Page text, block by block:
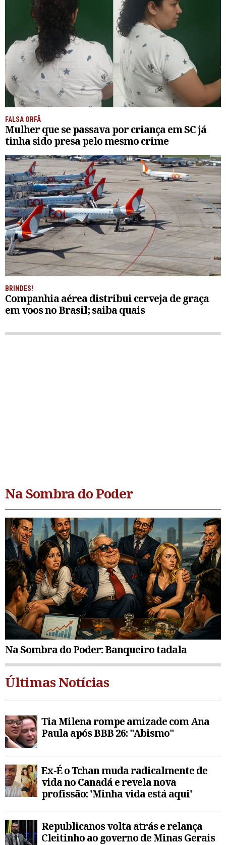
FALSA ORFÃ
Mulher que se passava por criança em SC já
tinha sido presa pelo mesmo crime
BRINDES!
Companhia aérea distribui cerveja de graça
em voos no Brasil; saiba quais
Na Sombra do Poder
Na Sombra do Poder: Banqueiro tadala
Últimas Notícias
Tia Milena rompe amizade com Ana
Paula após BBB 26: "Abismo"
Ex-É o Tchan muda radicalmente de
vida no Canadá e revela nova
profissão: 'Minha vida está aqui'
Republicanos volta atrás e relança
Cleitinho ao governo de Minas Gerais